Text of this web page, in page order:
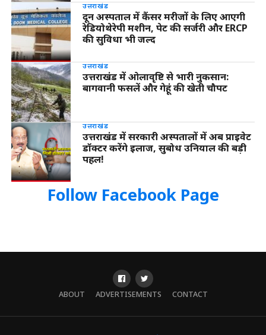
उत्तराखंड
दून अस्पताल में कैंसर मरीजों के लिए आएगी
रेडियोथेरेपी मशीन, पेट की सर्जरी और ERCP
की सुविधा भी जल्द
उत्तराखंड
उत्तराखंड में ओलावृष्टि से भारी नुकसान:
बागवानी फसलें और गेहूं की खेती चौपट
उत्तराखंड
उत्तराखंड में सरकारी अस्पतालों में अब प्राइवेट
डॉक्टर करेंगे इलाज, सुबोध उनियाल की बड़ी
पहल!
Follow Facebook Page
ABOUT ADVERTISEMENTS CONTACT